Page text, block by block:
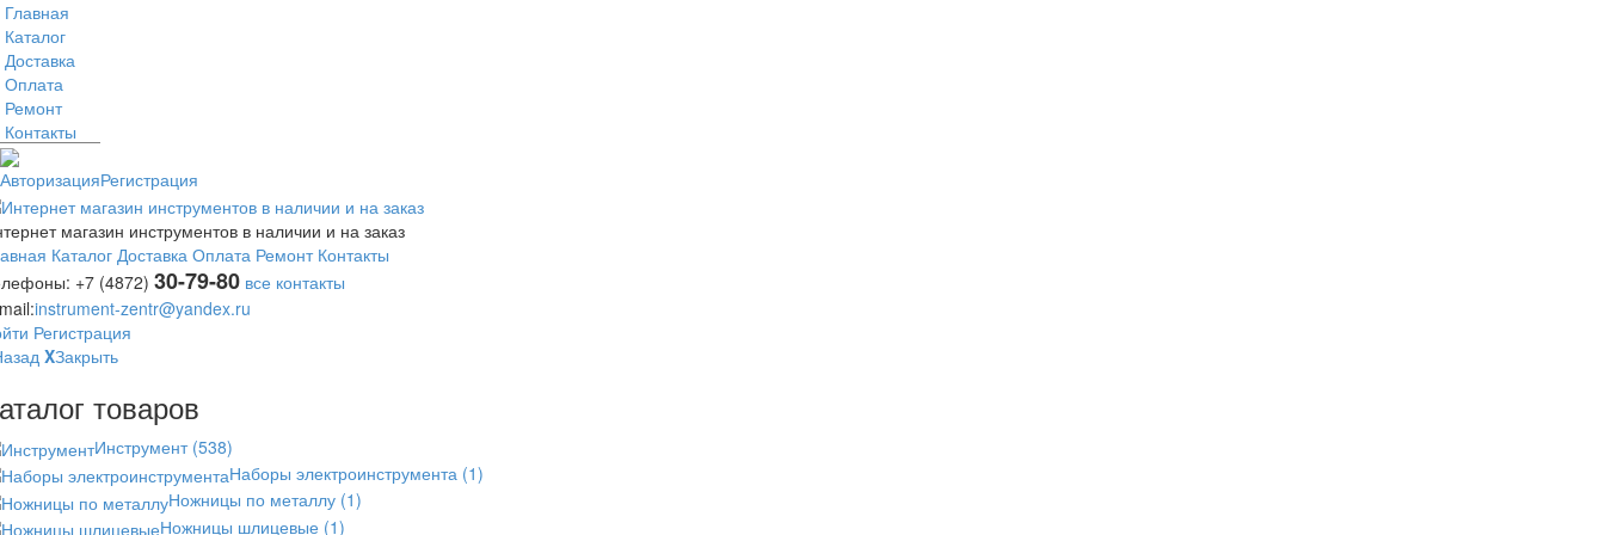
Главная
Каталог
Доставка
Оплата
Ремонт
Контакты
АвторизацияРегистрация
магазин инструментов в наличии и на заказ
Каталог Доставка Оплата Ремонт Контакты
+7 (4872) 30-79-80 все контакты
instrument-zentr@yandex.ru
Регистрация
XЗакрыть
товаров
Инструмент (538)
Наборы электроинструмента (1)
Ножницы по металлу (1)
Ножницы шлицевые (1)